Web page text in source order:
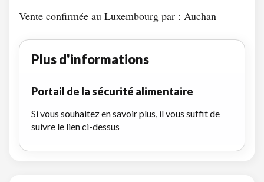
Vente confirmée au Luxembourg par : Auchan
Plus d'informations
Portail de la sécurité alimentaire
Si vous souhaitez en savoir plus, il vous suffit de
suivre le lien ci-dessus